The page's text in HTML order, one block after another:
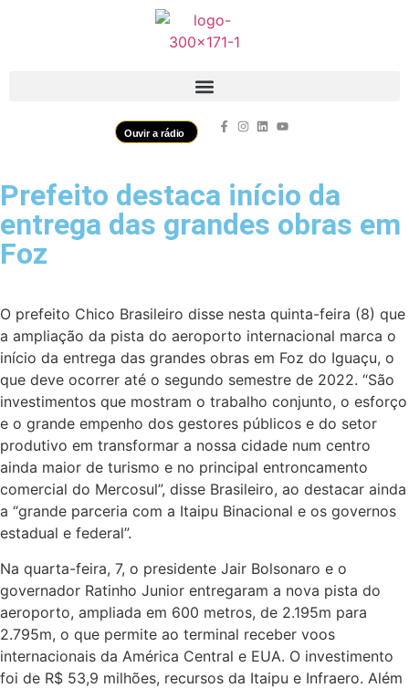
Ouvir a rádio
Prefeito destaca início da
entrega das grandes obras em
Foz
O prefeito Chico Brasileiro disse nesta quinta-feira (8) que
a ampliação da pista do aeroporto internacional marca o
início da entrega das grandes obras em Foz do Iguaçu, o
que deve ocorrer até o segundo semestre de 2022. “São
investimentos que mostram o trabalho conjunto, o esforço
e o grande empenho dos gestores públicos e do setor
produtivo em transformar a nossa cidade num centro
ainda maior de turismo e no principal entroncamento
comercial do Mercosul”, disse Brasileiro, ao destacar ainda
a “grande parceria com a Itaipu Binacional e os governos
estadual e federal”.
Na quarta-feira, 7, o presidente Jair Bolsonaro e o
governador Ratinho Junior entregaram a nova pista do
aeroporto, ampliada em 600 metros, de 2.195m para
2.795m, o que permite ao terminal receber voos
internacionais da América Central e EUA. O investimento
foi de R$ 53,9 milhões, recursos da Itaipu e Infraero. Além